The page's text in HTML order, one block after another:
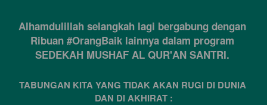
Alhamdulillah selangkah lagi bergabung dengan
Ribuan #OrangBaik lainnya dalam program
SEDEKAH MUSHAF AL QUR'AN SANTRI.
TABUNGAN KITA YANG TIDAK AKAN RUGI DI DUNIA
DAN DI AKHIRAT :